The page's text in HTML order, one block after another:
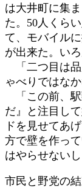
は大井町に集
た。50人くら
て、モバイル
が出来た。い
「二つ目は品
ゃべりではな
「この前、駅
だ』と注目し
ドを見せてあ
方で壁を作っ
はやらせない
市民と野党の